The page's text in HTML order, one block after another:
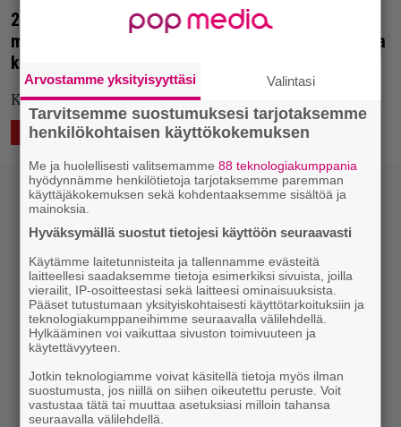
20 kiehtovan omituista vuotta – Musiikin
marginaaleja koluava Fonal Records juhlii kahdella
klubilla
Kaksi iltaa harvinaisen omaperäistä säveltaidetta.
MERKKIPAALU 9.2.2016 16:19 Mikko Meriläinen
Arvostamme yksityisyyttäsi Valintasi
Tarvitsemme suostumuksesi tarjotaksemme
henkilökohtaisen käyttökokemuksen
Me ja huolellisesti valitsemamme88 teknologiakumppania
hyödynnämme henkilötietoja tarjotaksemme paremman
käyttäjäkokemuksen sekä kohdentaaksemme sisältöä ja
mainoksia.
Hyväksymällä suostut tietojesi käyttöön seuraavasti
Käytämme laitetunnisteita ja tallennamme evästeitä
laitteellesi saadaksemme tietoja esimerkiksi sivuista, joilla
vierailit, IP-osoitteestasi sekä laitteesi ominaisuuksista.
Pääset tutustumaan yksityiskohtaisesti käyttötarkoituksiin ja
teknologiakumppaneihimme seuraavalla välilehdellä.
Hylkääminen voi vaikuttaa sivuston toimivuuteen ja
käytettävyyteen.
Jotkin teknologiamme voivat käsitellä tietoja myös ilman
suostumusta, jos niillä on siihen oikeutettu peruste. Voit
vastustaa tätä tai muuttaa asetuksiasi milloin tahansa
seuraavalla välilehdellä.